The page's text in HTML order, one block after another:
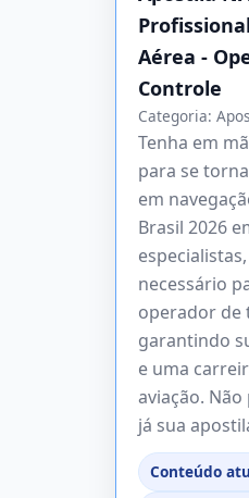
Aérea -
Controle
Categoria:
Tenha em
para se
em
Brasil 2026
necessário
operador de
garantindo
e uma
aviação.
já sua
Conteúdo